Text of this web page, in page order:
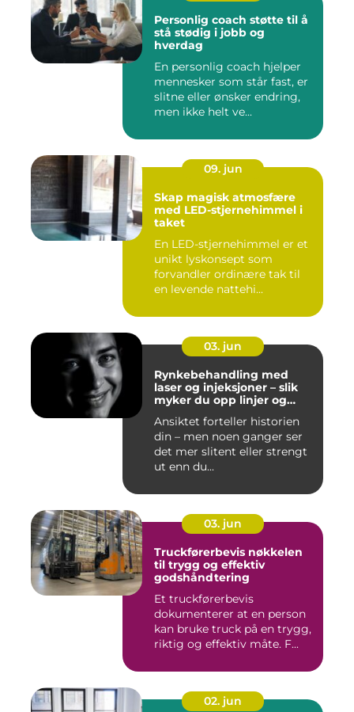
Personlig coach støtte til å
stå stødig i jobb og
hverdag
En personlig coach hjelper
mennesker som står fast, er
slitne eller ønsker endring,
men ikke helt ve...
09. jun
Skap magisk atmosfære
med LED-stjernehimmel i
taket
En LED-stjernehimmel er et
unikt lyskonsept som
forvandler ordinære tak til
en levende nattehi...
03. jun
Rynkebehandling med
laser og injeksjoner – slik
myker du opp linjer og
Ansiktet forteller historien
din – men noen ganger ser
det mer slitent eller strengt
ut enn du...
03. jun
Truckførerbevis nøkkelen
til trygg og effektiv
godshåndtering
Et truckførerbevis
dokumenterer at en person
kan bruke truck på en trygg,
riktig og effektiv måte. F...
02. jun